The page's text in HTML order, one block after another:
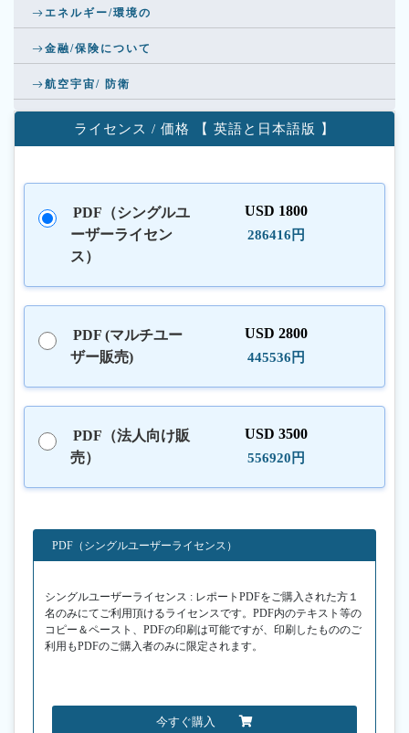
エネルギー/環境の
金融/保険について
航空宇宙/ 防衛
ライセンス / 価格 【 英語と日本語版 】
PDF（シングルユ
ーザーライセン
ス）
USD 1800
286416円
PDF (マルチユー
ザー販売)
USD 2800
445536円
PDF（法人向け販
売）
USD 3500
556920円
PDF（シングルユーザーライセンス）
シングルユーザーライセンス : レポートPDFをご購入された方１
名のみにてご利用頂けるライセンスです。PDF内のテキスト等の
コピー＆ペースト、PDFの印刷は可能ですが、印刷したもののご
利用もPDFのご購入者のみに限定されます。
今すぐ購入